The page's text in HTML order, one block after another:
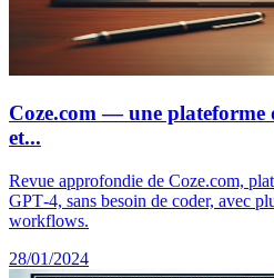
Coze.com — une plateforme
et...
Revue approfondie de Coze.com,
GPT‑4, sans besoin de coder, avec
workflows.
28/01/2024